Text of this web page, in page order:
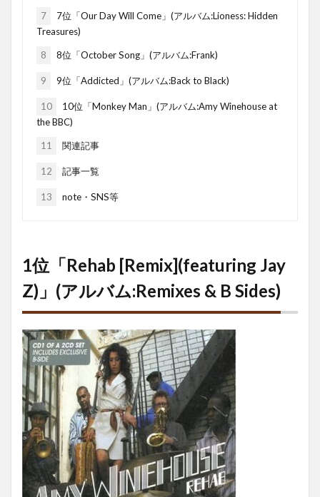
7
7位「Our Day Will Come」(アルバム:Lioness: Hidden
Treasures)
8 8位「October Song」(アルバム:Frank)
9 9位「Addicted」(アルバム:Back to Black)
10
10位「Monkey Man」(アルバム:Amy Winehouse at
the BBC)
11 関連記事
12 記事一覧
13 note・SNS等
1位「Rehab [Remix](featuring Jay
Z)」(アルバム:Remixes & B Sides)